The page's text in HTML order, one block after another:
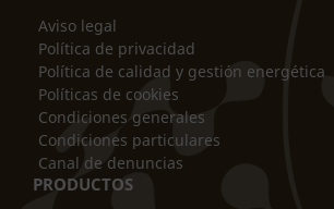
Aviso legal
Política de privacidad
Política de calidad y gestión energética
Políticas de cookies
Condiciones generales
Condiciones particulares
Canal de denuncias
PRODUCTOS